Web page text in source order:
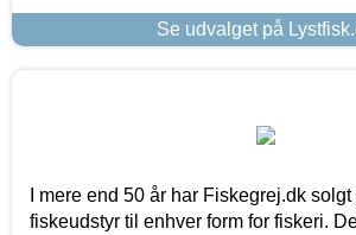
Se udvalget på
I mere end 50 år har Fiskegrej.dk
fiskeudstyr til enhver form for fiskeri.